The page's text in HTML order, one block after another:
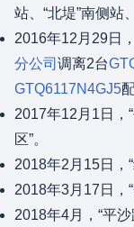
站、“北堤”南侧站
2016年12月29日
分公司 调离2台
GTQ6117N4GJ5
2017年12月1日，
区”。
2018年2月15日，
2018年3月17日，
2018年4月，“平沙